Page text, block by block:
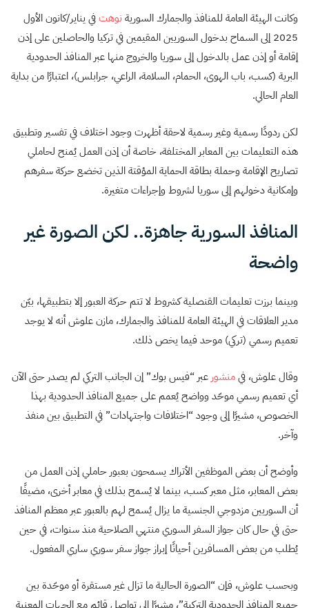
وكانت الهيئة العامة للمنافذ والجمارك السورية نوهتفي يناير/كانون الأول
2025 إلى السماح بدخول السوريين المقيمين في تركيا والحاصلين على إذن
إقامة أو إذن عمل بالدخول إلى سوريا والخروج منها عبر المنافذ الحدودية
البرية (كسب، باب الهوى، الحمام، السلامة، الراعي، جرابلس)، اعتبارًا من بداية
العام الحالي.
لكن ردودًا رسمية وغير رسمية لاحقة أظهرت وجود اختلاف في تفسير وتطبيق
هذه التعليمات بين المعابر المختلفة، خاصة أن إذن العمل يُمنح لحاملي
تصاريح الإقامة وحملة بطاقة الحماية المؤقتة الذين تخضع حركة سفرهم
وإمكانية دخولهم إلى سوريا لشروط وإجراءات متغيرة.
المنافذ السورية جاهزة.. لكن الصورة غير
واضحة
وبينما برزت تعليمات القنصلية كشروط لا تتم حركة العبور إلا بتطبيقها، بيّن
مدير العلاقات في الهيئة العامة للمنافذ والجمارك، مازن علوش أنه لا يوجد
تعميم رسمي (تركي) موحد فيما يخص ذلك.
وقال علوش، فيمنشور عبر “فيس بوك” إن الجانب التركي لم يصدر حتى الآن
أي تعميم رسمي موحّد وواضح يُعمم على جميع المنافذ الحدودية بهذا
الخصوص، مشيرًا إلى وجود “اختلافات واجتهادات” في التطبيق بين منفذ
وآخر.
وأوضح أن بعض الموظفين الأتراك يسمحون بعبور حاملي إذن العمل من
بعض المعابر، مثل معبر كسب، بينما لا يُسمح بذلك في معابر أخرى، مضيفًا
أن السوريين مزدوجي الجنسية ما يزال يُسمح لهم بالعبور عبر معظم المنافذ
حتى في حال كان جواز السفر السوري منتهي الصلاحية منذ سنوات، في حين
يُطلب من بعض المسافرين أحيانًا إبراز جواز سفر سوري ساري المفعول.
وبحسب علوش، فإن “الصورة الحالية ما تزال غير مستقرة أو موحّدة بين
جميع المنافذ الحدودية التركية”، مشيرًا إلى تواصل قائم مع الجهات المعنية